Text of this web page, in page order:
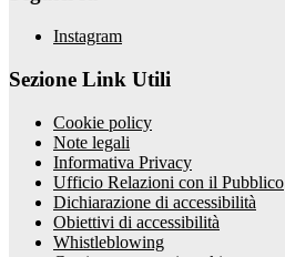
Instagram
Sezione Link Utili
Cookie policy
Note legali
Informativa Privacy
Ufficio Relazioni con il Pubblico
Dichiarazione di accessibilità
Obiettivi di accessibilità
Whistleblowing